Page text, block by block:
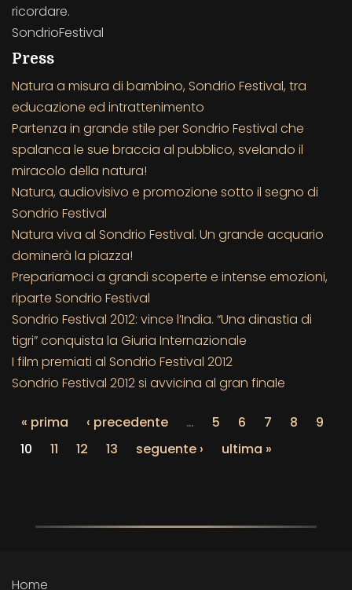
ricordare.
SondrioFestival
Press
Natura a misura di bambino, Sondrio Festival, tra
educazione ed intrattenimento
Partenza in grande stile per Sondrio Festival che
spalanca le sue braccia al pubblico, svelando il
miracolo della natura!
Natura, audiovisivo e promozione sotto il segno di
Sondrio Festival
Natura viva al Sondrio Festival. Un grande acquario
dominerà la piazza!
Prepariamoci a grandi scoperte e intense emozioni,
riparte Sondrio Festival
Sondrio Festival 2012: vince l’India. “Una dinastia di
tigri” conquista la Giuria Internazionale
I film premiati al Sondrio Festival 2012
Sondrio Festival 2012 si avvicina al gran finale
« prima ‹ precedente … 5 6 7 8
9
10
11 12 13 seguente › ultima »
Home